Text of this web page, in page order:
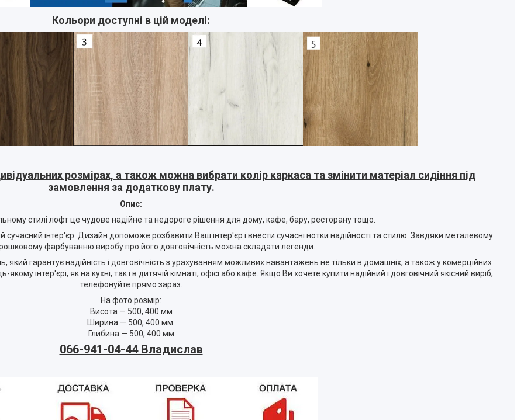
Кольори доступні в цій моделі:
розмірах, а також можна вибрати колір каркаса та змінити матеріал сидіння під
замовлення за додаткову плату.
Опис:
стилі лофт це чудове надійне та недороге рішення для дому, кафе, бару, ресторану тощо.
інтер'єр. Дизайн допоможе розбавити Ваш інтер'єр і внести сучасні нотки надійності та стилю. Завдяки металевому
фарбуванню виробу про його довговічність можна складати легенди.
гарантує надійність і довговічність з урахуванням можливих навантажень не тільки в домашніх, а також у комерційних
інтер'єрі, як на кухні, так і в дитячій кімнаті, офісі або кафе. Якщо Ви хочете купити надійний і довговічний якісний виріб,
телефонуйте прямо зараз.
На фото розмір:
Висота — 500, 400 мм
Ширина — 500, 400 мм.
Глибина — 500, 400 мм
066-941-04-44 Владислав